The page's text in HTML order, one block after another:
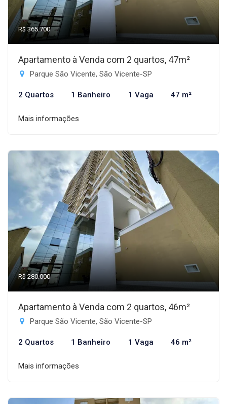
R$ 365.700
Apartamento à Venda com 2 quartos, 47m²
Parque São Vicente, São Vicente-SP
2 Quartos 1 Banheiro 1 Vaga 47 m²
Mais informações
R$ 280.000
Apartamento à Venda com 2 quartos, 46m²
Parque São Vicente, São Vicente-SP
2 Quartos 1 Banheiro 1 Vaga 46 m²
Mais informações